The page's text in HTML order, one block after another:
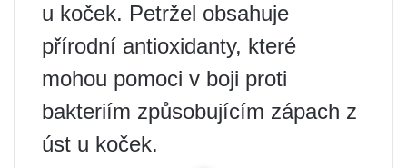
u koček. Petržel obsahuje
přírodní antioxidanty, které
mohou pomoci v boji proti
bakteriím způsobujícím zápach z
úst u koček.